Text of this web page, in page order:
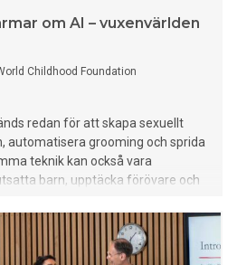
om AI – vuxenvärlden
Childhood Foundation
redan för att skapa sexuellt
automatisera grooming och sprida
teknik kan också vara
barn, upptäcka förövare och
ett växande ansvarsglapp:
lagstiftning, plattformar och